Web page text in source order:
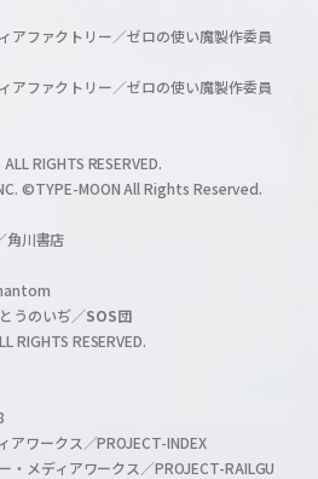
i
l
h
a
n
l
アファクトリー／ゼロの使い魔製作委員
アファクトリー／ゼロの使い魔製作委員
RIGHTS RESERVED.
©TYPE-MOON All Rights Reserved.
川書店
うのいぢ／SOS団
RIGHTS RESERVED.
ワークス／PROJECT-INDEX
メディアワークス／PROJECT-RAILGU